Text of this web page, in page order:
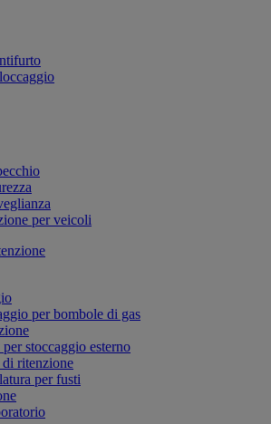
per veicoli
per bombole di gas
stoccaggio esterno
ritenzione
per fusti